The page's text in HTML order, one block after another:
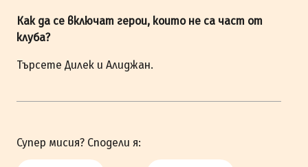
Как да се включат герои, които не са част от
клуба?
Търсете Дилек и Алиджан.
Супер мисия? Сподели я: